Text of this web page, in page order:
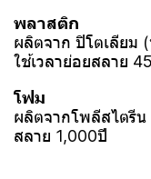
พลาสติก
ผลิตจาก ปิโตเลียม
ใช้เวลาย่อยสลาย
โฟม
ผลิตจากโพลีสไตรีน
สลาย 1,000ปี